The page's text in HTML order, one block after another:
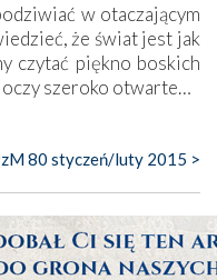
w otaczającym
że świat jest jak
czytać piękno boskich
szeroko otwarte…
80 styczeń/luty 2015 >